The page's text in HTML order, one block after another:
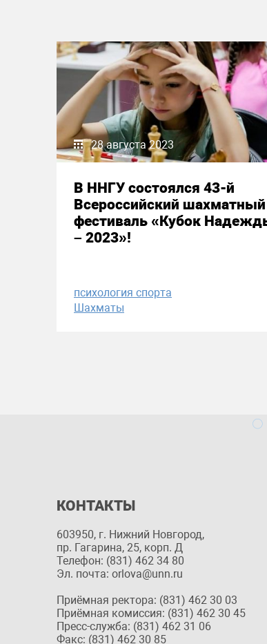
28 августа 2023
В ННГУ состоялся 43-й
Всероссийский шахматный
фестиваль «Кубок
– 2023»!
психология спорта
Шахматы
КОНТАКТЫ
603950, г. Нижний Новгород,
пр. Гагарина, 25, корп. Д
Телефон: (831) 462 34 80
Эл. почта: orlova@unn.ru
Приёмная ректора: (831) 462 30 03
Приёмная комиссия: (831) 462 30 45
Пресс-служба: (831) 462 31 06
Факс: (831) 462 30 85